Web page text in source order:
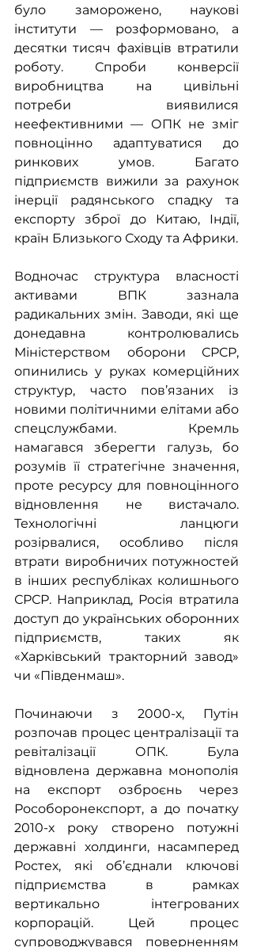
було заморожено, наукові
інститути — розформовано, а
десятки тисяч фахівців втратили
роботу. Спроби конверсії
виробництва на цивільні
потреби виявилися
неефективними — ОПК не зміг
повноцінно адаптуватися до
ринкових умов. Багато
підприємств вижили за рахунок
інерції радянського спадку та
експорту зброї до Китаю, Індії,
країн Близького Сходу та Африки.
Водночас структура власності
активами ВПК зазнала
радикальних змін. Заводи, які ще
донедавна контролювались
Міністерством оборони СРСР,
опинились у руках комерційних
структур, часто пов’язаних із
новими політичними елітами або
спецслужбами. Кремль
намагався зберегти галузь, бо
розумів її стратегічне значення,
проте ресурсу для повноцінного
відновлення не вистачало.
Технологічні ланцюги
розірвалися, особливо після
втрати виробничих потужностей
в інших республіках колишнього
СРСР. Наприклад, Росія втратила
доступ до українських оборонних
підприємств, таких як
«Харківський тракторний завод»
чи «Південмаш».
Починаючи з 2000-х, Путін
розпочав процес централізації та
ревіталізації ОПК. Була
відновлена державна монополія
на експорт озброєнь через
Рособоронекспорт, а до початку
2010-х року створено потужні
державні холдинги, насамперед
Ростех, які об’єднали ключові
підприємства в рамках
вертикально інтегрованих
корпорацій. Цей процес
супроводжувався поверненням